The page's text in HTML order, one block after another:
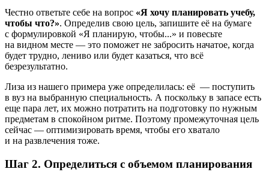
Честно ответьте себе на вопрос «Я хочу планировать учебу,
чтобы что?». Определив свою цель, запишите её на бумаге
с формулировкой «Я планирую, чтобы...» и повесьте
на видном месте — это поможет не забросить начатое, когда
будет трудно, лениво или будет казаться, что всё
безрезультатно.
Лиза из нашего примера уже определилась: её — поступить
в вуз на выбранную специальность. А поскольку в запасе есть
еще пара лет, их можно потратить на подготовку по нужным
предметам в спокойном ритме. Поэтому промежуточная цель
сейчас — оптимизировать время, чтобы его хватало
и на развлечения тоже.
Шаг 2. Определиться с объемом планирования